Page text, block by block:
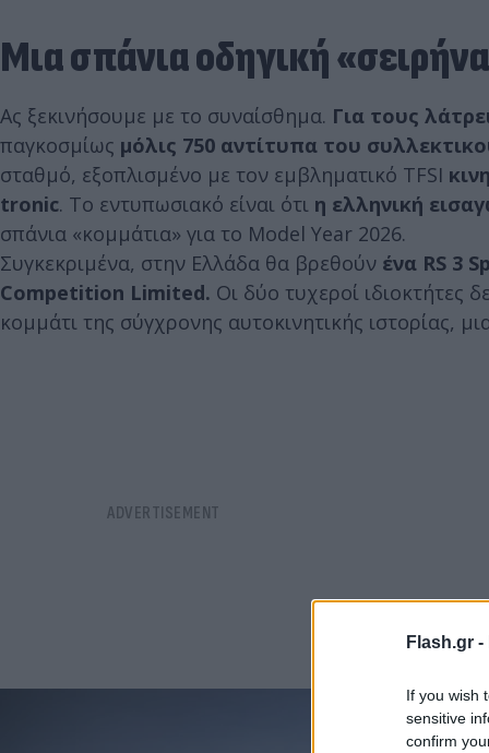
Flash.gr -
If you wish
sensitive
confirm
Μια σπάνια οδηγική
Ας ξεκινήσουμε με το συναίσθημα. Για τους
παγκοσμίως μόλις 750 αντίτυπα του
σταθμό, εξοπλισμένο με τον εμβληματικό TFSI
tronic. Το εντυπωσιακό είναι ότι η ελληνική
σπάνια «κομμάτια» για το Model Year 2026.
Συγκεκριμένα, στην Ελλάδα θα βρεθούν ένα RS 3
Competition Limited. Οι δύο τυχεροί ιδιοκτήτες
κομμάτι της σύγχρονης αυτοκινητικής ιστορίας,